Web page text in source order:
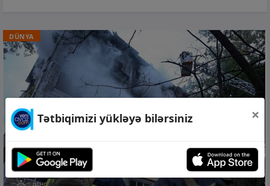
DÜNYA
Tətbiqimizi yükləyə bilərsiniz ×